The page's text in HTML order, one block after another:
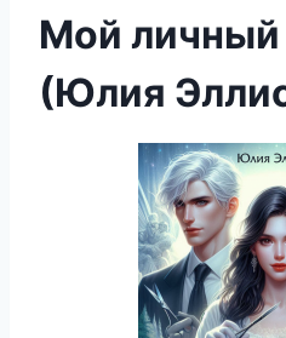
Мой
(Юлия